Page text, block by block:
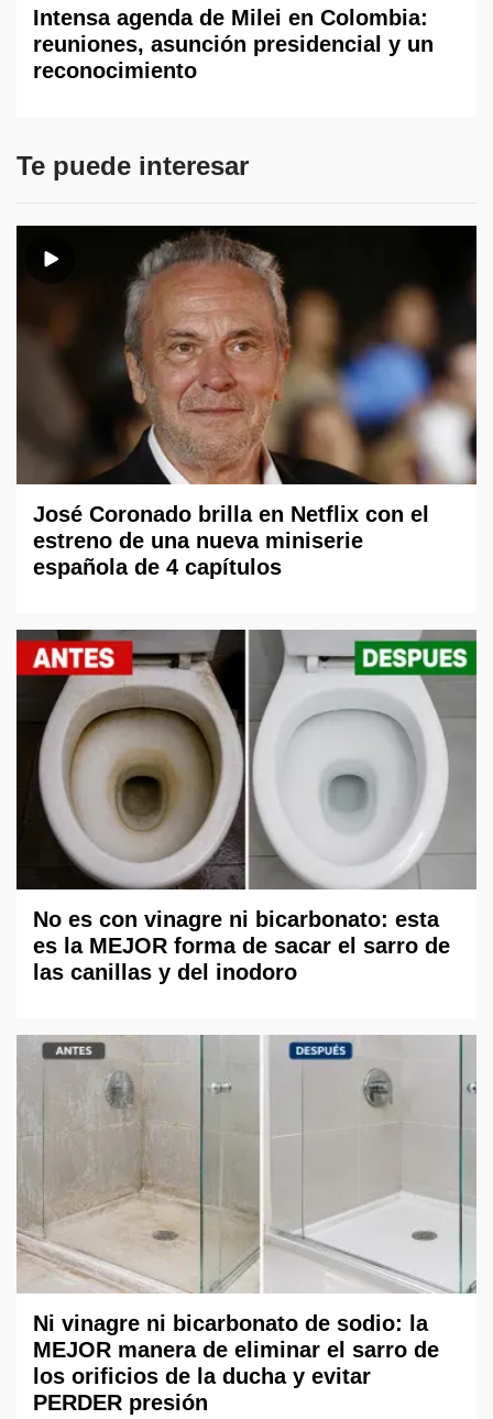
Intensa agenda de Milei en Colombia:
reuniones, asunción presidencial y un
reconocimiento
Te puede interesar
José Coronado brilla en Netflix con el
estreno de una nueva miniserie
española de 4 capítulos
No es con vinagre ni bicarbonato: esta
es la MEJOR forma de sacar el sarro de
las canillas y del inodoro
Ni vinagre ni bicarbonato de sodio: la
MEJOR manera de eliminar el sarro de
los orificios de la ducha y evitar
PERDER presión